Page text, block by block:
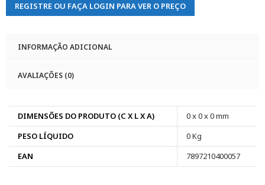
REGISTRE OU FAÇA LOGIN PARA VER O PREÇO
INFORMAÇÃO ADICIONAL
AVALIAÇÕES (0)
DIMENSÕES DO PRODUTO (C X L X A)
0 x 0 x 0 mm
PESO LÍQUIDO
0 Kg
EAN
7897210400057